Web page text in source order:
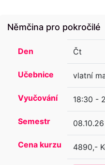
Němčina pro pokročilé
Den
Učebnice
Vyučování
Semestr
Cena kurzu
Čt
vlatní
18:30 -
4890,-